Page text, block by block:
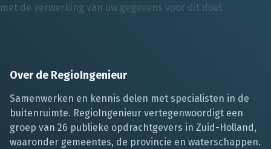
met de verwerking van uw gegevens voor dit doel.
Over de RegioIngenieur
Samenwerken en kennis delen met specialisten in de
buitenruimte. RegioIngenieur vertegenwoordigt een
groep van 26 publieke opdrachtgevers in Zuid-Holland,
waaronder gemeentes, de provincie en waterschappen.